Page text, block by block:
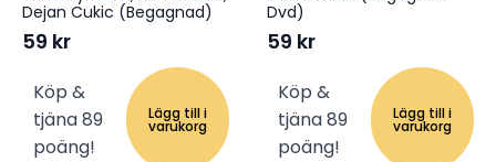
Dejan Cukic (Begagnad)
59 kr
Köp &
tjäna 89
poäng!
Lägg till i
varukorg
Dvd)
59 kr
Köp &
tjäna 89
poäng!
Lägg till i
varukorg